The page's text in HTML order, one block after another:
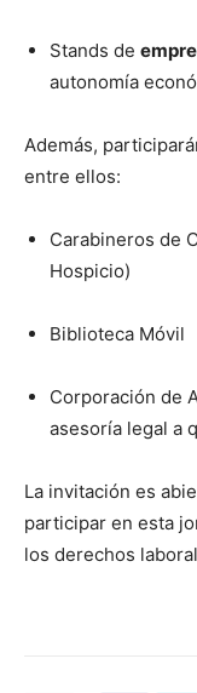
Stands de
autonomía
Además,
entre ellos:
Carabineros de
Hospicio)
Biblioteca Móvil
Corporación de
asesoría legal a
La invitación es
participar en esta
los derechos